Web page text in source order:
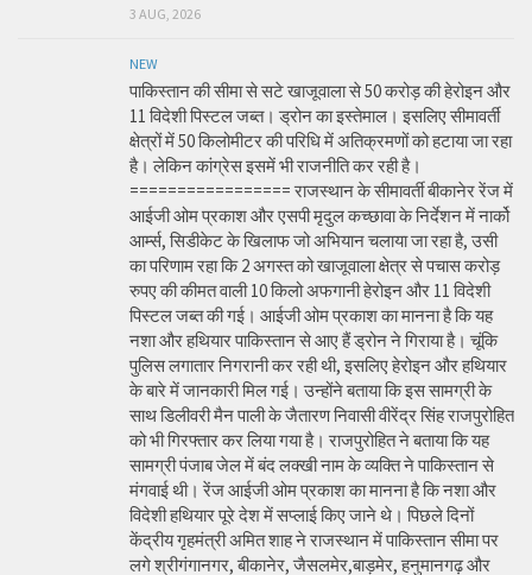
3 AUG, 2026
NEW
पाकिस्तान की सीमा से सटे खाजूवाला से 50 करोड़ की हेरोइन और
11 विदेशी पिस्टल जब्त। ड्रोन का इस्तेमाल। इसलिए सीमावर्ती
क्षेत्रों में 50 किलोमीटर की परिधि में अतिक्रमणों को हटाया जा रहा
है। लेकिन कांग्रेस इसमें भी राजनीति कर रही है।
================= राजस्थान के सीमावर्ती बीकानेर रेंज में
आईजी ओम प्रकाश और एसपी मृदुल कच्छावा के निर्देशन में नार्को
आर्म्स, सिडीकेट के खिलाफ जो अभियान चलाया जा रहा है, उसी
का परिणाम रहा कि 2 अगस्त को खाजूवाला क्षेत्र से पचास करोड़
रुपए की कीमत वाली 10 किलो अफगानी हेरोइन और 11 विदेशी
पिस्टल जब्त की गई। आईजी ओम प्रकाश का मानना है कि यह
नशा और हथियार पाकिस्तान से आए हैं ड्रोन ने गिराया है। चूंकि
पुलिस लगातार निगरानी कर रही थी, इसलिए हेरोइन और हथियार
के बारे में जानकारी मिल गई। उन्होंने बताया कि इस सामग्री के
साथ डिलीवरी मैन पाली के जैतारण निवासी वीरेंद्र सिंह राजपुरोहित
को भी गिरफ्तार कर लिया गया है। राजपुरोहित ने बताया कि यह
सामग्री पंजाब जेल में बंद लक्खी नाम के व्यक्ति ने पाकिस्तान से
मंगवाई थी। रेंज आईजी ओम प्रकाश का मानना है कि नशा और
विदेशी हथियार पूरे देश में सप्लाई किए जाने थे। पिछले दिनों
केंद्रीय गृहमंत्री अमित शाह ने राजस्थान में पाकिस्तान सीमा पर
लगे श्रीगंगानगर, बीकानेर, जैसलमेर,बाड़मेर, हनुमानगढ़ और